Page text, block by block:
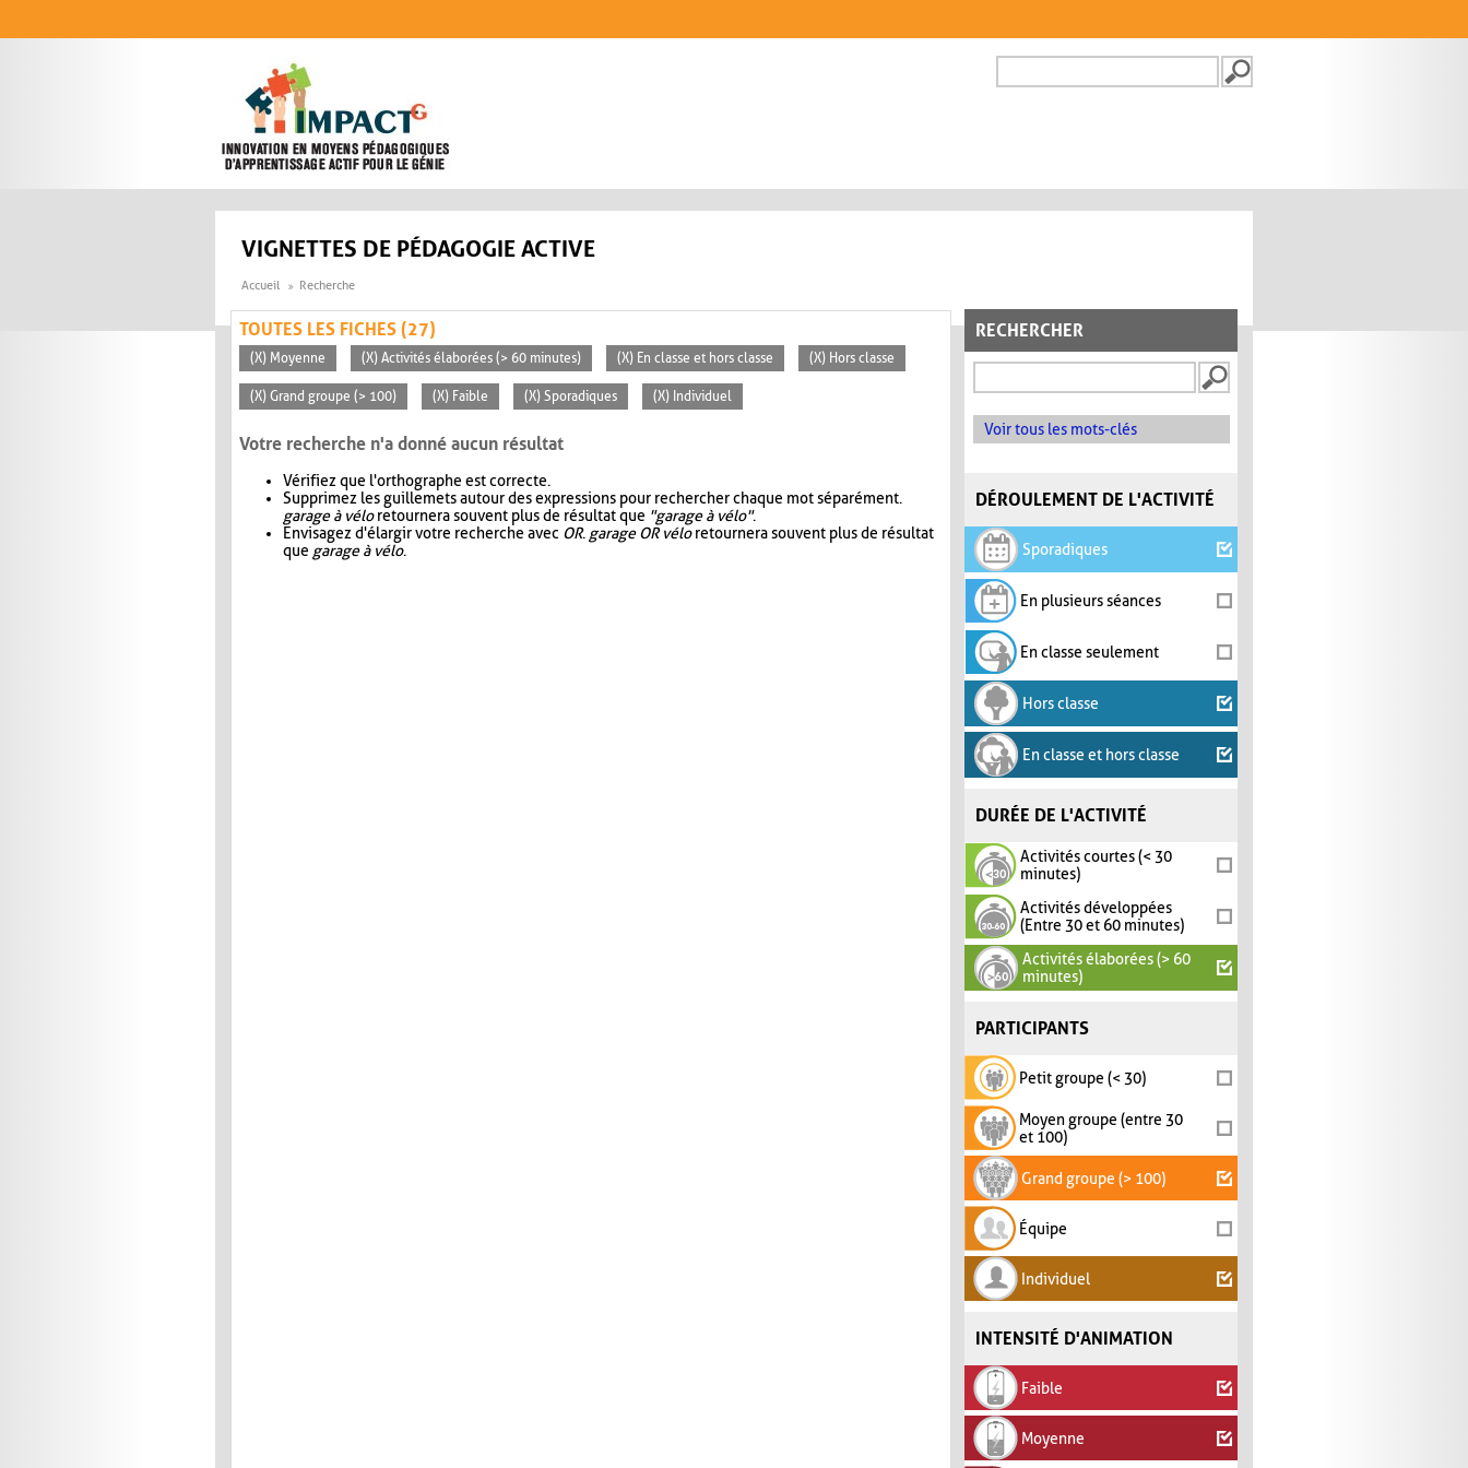
FORMULAIRE DE
VIGNETTES DE PÉDAGOGIE ACTIVE
Accueil Recherche
RECHERCHER
Voir tous les mots-clés
DÉROULEMENT DE L'ACTIVITÉ
Sporadiques
En plusieurs séances
En classe seulement
Hors classe
En classe et hors classe
DURÉE DE L'ACTIVITÉ
Activités courtes (< 30
minutes)
Activités développées
(Entre 30 et 60 minutes)
Activités élaborées (> 60
minutes)
PARTICIPANTS
Petit groupe (< 30)
Moyen groupe (entre 30
et 100)
Grand groupe (> 100)
Équipe
Individuel
INTENSITÉ D'ANIMATION
Faible
Moyenne
TOUTES LES FICHES (27)
(X) Moyenne (X) Activités élaborées (> 60 minutes) (X) En classe et hors classe (X) Hors classe
(X) Grand groupe (> 100) (X) Faible (X) Sporadiques (X) Individuel
Votre recherche n'a donné aucun résultat
Vérifiez que l'orthographe est correcte.
Supprimez les guillemets autour des expressions pour rechercher chaque mot séparément.
garage à véloretournera souvent plus de résultat que "garage à vélo".
Envisagez d'élargir votre recherche avec OR. garage OR véloretournera souvent plus de résultat
que garage à vélo.